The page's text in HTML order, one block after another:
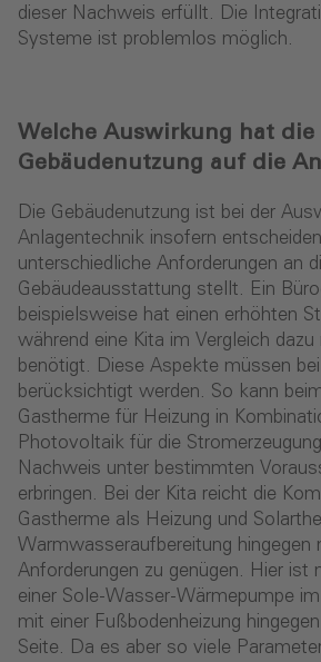
dieser Nachweis erfüllt. Die
Systeme ist problemlos möglich.
Welche Auswirkung hat die
Gebäudenutzung auf die
Die Gebäudenutzung ist bei der
Anlagentechnik insofern
unterschiedliche Anforderungen an
Gebäudeausstattung stellt. Ein
beispielsweise hat einen erhöhten
während eine Kita im Vergleich
benötigt. Diese Aspekte müssen
berücksichtigt werden. So kann
Gastherme für Heizung in
Photovoltaik für die
Nachweis unter bestimmten
erbringen. Bei der Kita reicht die
Gastherme als Heizung und
Warmwasseraufbereitung hingegen
Anforderungen zu genügen. Hier ist
einer Sole-Wasser-Wärmepumpe
mit einer Fußbodenheizung
Seite. Da es aber so viele